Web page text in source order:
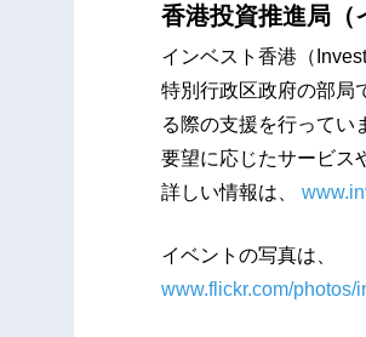
香港投資推進局（
インベスト香港（
特別行政区政府の部局
る際の支援を行ってい
要望に応じたサービス
詳しい情報は、
イベントの写真は、
www.flickr.com/photos/